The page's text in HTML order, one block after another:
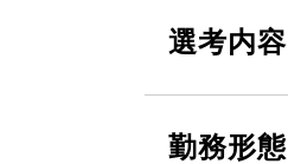
選考内容
勤務形態